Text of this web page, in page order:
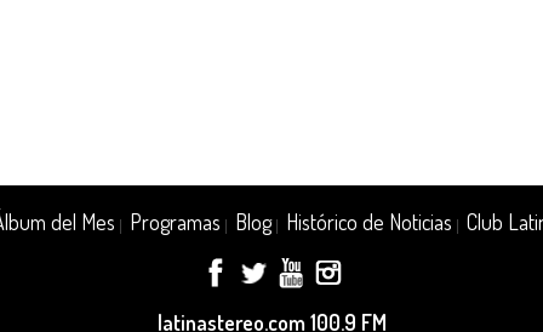
del Mes Programas Blog| Histórico de Noticias Club
latinastereo.com 100.9 FM